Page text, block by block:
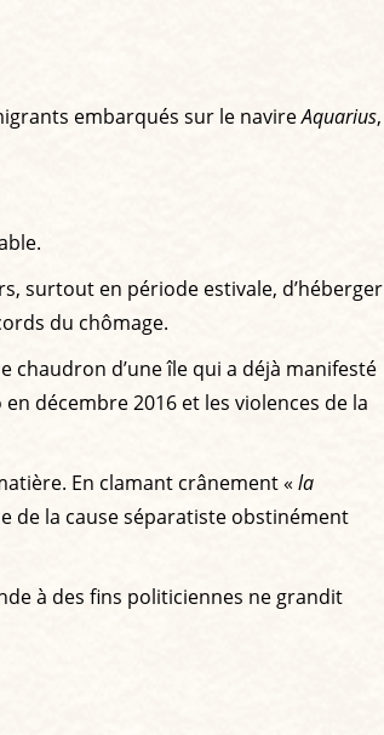
embarqués sur le navireAquarius,
surtout en période estivale, d’héberger
du chômage.
d’une île qui a déjà manifesté
décembre 2016 et les violences de la
En clamant crânement « la
de la cause séparatiste obstinément
à des fins politiciennes ne grandit